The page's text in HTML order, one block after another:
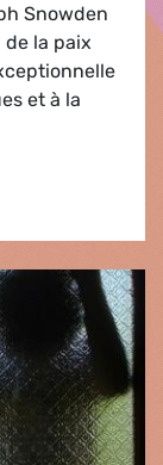
Snowden
de la paix
et à la
Snowden